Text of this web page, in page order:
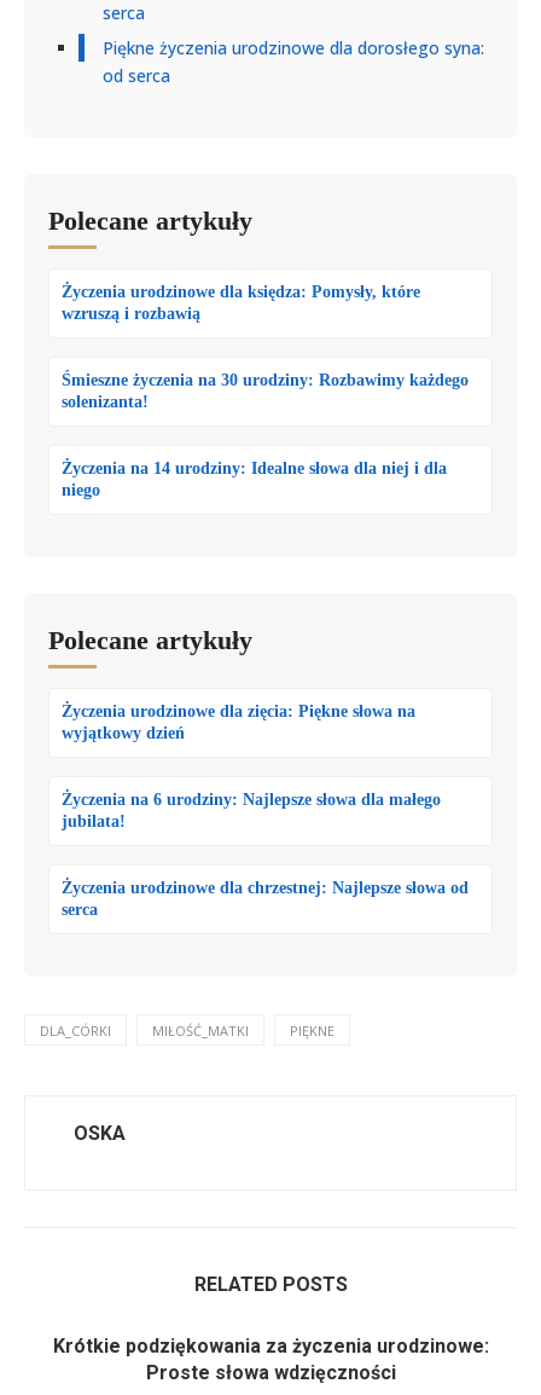
serca
Piękne życzenia urodzinowe dla dorosłego syna:
od serca
Polecane artykuły
Życzenia urodzinowe dla księdza: Pomysły, które
wzruszą i rozbawią
Śmieszne życzenia na 30 urodziny: Rozbawimy każdego
solenizanta!
Życzenia na 14 urodziny: Idealne słowa dla niej i dla
niego
Polecane artykuły
Życzenia urodzinowe dla zięcia: Piękne słowa na
wyjątkowy dzień
Życzenia na 6 urodziny: Najlepsze słowa dla małego
jubilata!
Życzenia urodzinowe dla chrzestnej: Najlepsze słowa od
serca
DLA_CÓRKI MIŁOŚĆ_MATKI PIĘKNE
OSKA
RELATED POSTS
Krótkie podziękowania za życzenia urodzinowe:
Proste słowa wdzięczności